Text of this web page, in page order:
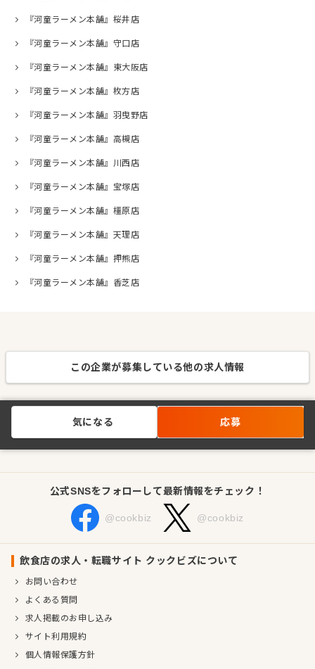
『河童ラーメン本舗』桜井店
『河童ラーメン本舗』守口店
『河童ラーメン本舗』東大阪店
『河童ラーメン本舗』枚方店
『河童ラーメン本舗』羽曳野店
『河童ラーメン本舗』高槻店
『河童ラーメン本舗』川西店
『河童ラーメン本舗』宝塚店
『河童ラーメン本舗』橿原店
『河童ラーメン本舗』天理店
『河童ラーメン本舗』押熊店
『河童ラーメン本舗』香芝店
この企業が募集している他の求人情報
気になる 応募
公式SNSをフォローして最新情報をチェック！
@cookbiz @cookbiz
飲食店の求人・転職サイト クックビズについて
お問い合わせ
よくある質問
求人掲載のお申し込み
サイト利用規約
個人情報保護方針